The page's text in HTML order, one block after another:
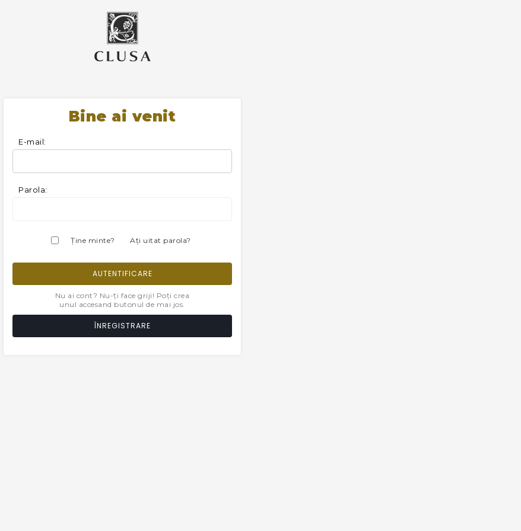
Bine ai venit
E-mail:
Parola:
Ţine minte? Aţi uitat parola?
AUTENTIFICARE
Nu ai cont? Nu-ți face griji! Poți crea
unul accesand butonul de mai jos.
ÎNREGISTRARE